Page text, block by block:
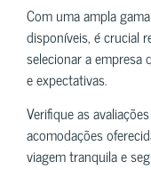
Com uma ampla
disponíveis, é crucial
selecionar a empresa
e expectativas.
Verifique as
acomodações
viagem tranquila e